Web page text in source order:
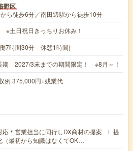
野区
ら徒歩6分／南田辺駅から徒歩10分
※土日祝日きっちりお休み！
7時間30分 休憩1時間)
期 2027/3末までの期間限定！ ※8月～！
375,000円+残業代
応＊営業担当に同行しDX商材の提案 L 提
（最初から知識はなくてOK…